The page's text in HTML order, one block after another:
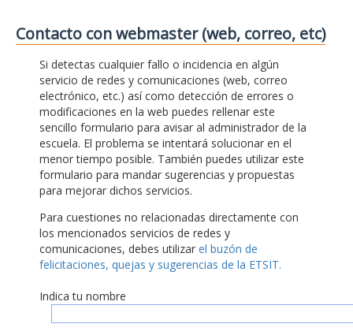
Contacto con webmaster (web, correo, etc)
Si detectas cualquier fallo o incidencia en algún
servicio de redes y comunicaciones (web, correo
electrónico, etc.) así como detección de errores o
modificaciones en la web puedes rellenar este
sencillo formulario para avisar al administrador de la
escuela. El problema se intentará solucionar en el
menor tiempo posible. También puedes utilizar este
formulario para mandar sugerencias y propuestas
para mejorar dichos servicios.
Para cuestiones no relacionadas directamente con
los mencionados servicios de redes y
comunicaciones, debes utilizar el buzón de
felicitaciones, quejas y sugerencias de la ETSIT.
Indica tu nombre